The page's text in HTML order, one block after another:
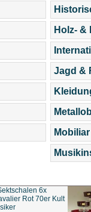
Holz- &
Jagd &
6x
Rot 70er Kult